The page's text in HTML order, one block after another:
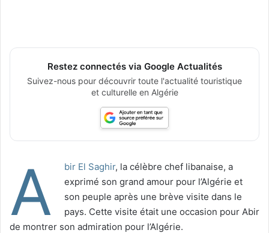
Restez connectés via Google Actualités
Suivez-nous pour découvrir toute l'actualité touristique
et culturelle en Algérie
A bir El Saghir, la célèbre chef libanaise, a
exprimé son grand amour pour l’Algérie et
son peuple après une brève visite dans le
pays. Cette visite était une occasion pour Abir
de montrer son admiration pour l’Algérie.